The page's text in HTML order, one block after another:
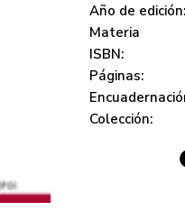
Año de edición:
Materia
ISBN:
Páginas:
Colección: